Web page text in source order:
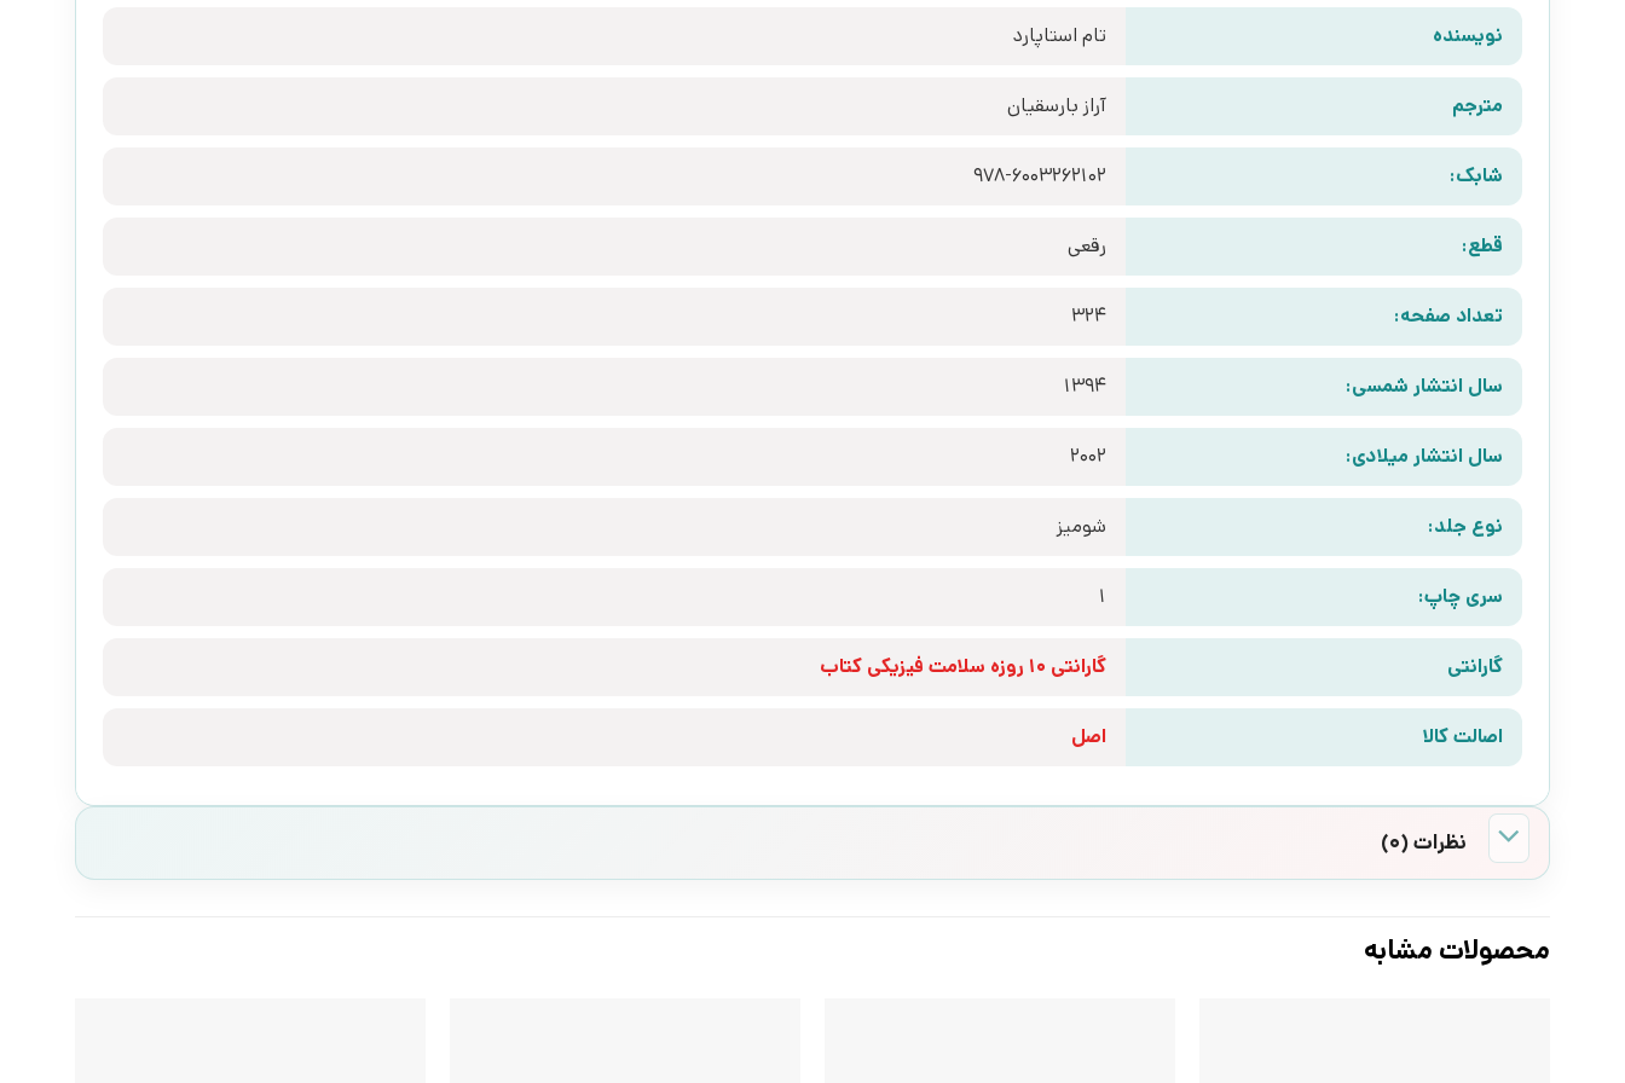
نویسنده تام استاپارد
مترجم آراز بارسقیان
شابک: 978-6003262102
قطع: رقعی
تعداد صفحه: 324
سال انتشار شمسی: 1394
سال انتشار میلادی: 2002
نوع جلد: شومیز
سری چاپ: 1
گارانتی گارانتی 10 روزه سلامت فیزیکی کتاب
اصالت کالا اصل
نظرات (0)
محصولات مشابه